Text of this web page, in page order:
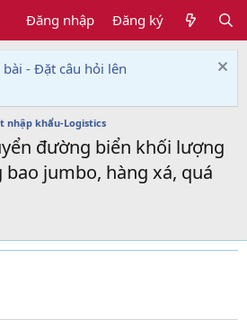
Đăng nhập Đăng ký
- Đặt câu hỏi lên
nhập khẩu-Logistics
đường biển khối lượng
jumbo, hàng xá, quá